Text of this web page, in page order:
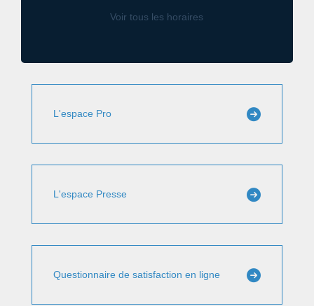
Voir tous les horaires
L'espace Pro
L'espace Presse
Questionnaire de satisfaction en ligne